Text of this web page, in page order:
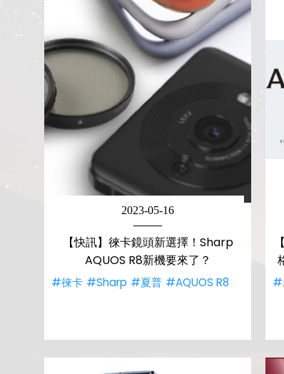
2023-05-16
【快訊】徠卡鏡頭新選擇！Sharp
AQUOS R8新機要來了？
#徠卡 #Sharp #夏普 #AQUOS R8 #